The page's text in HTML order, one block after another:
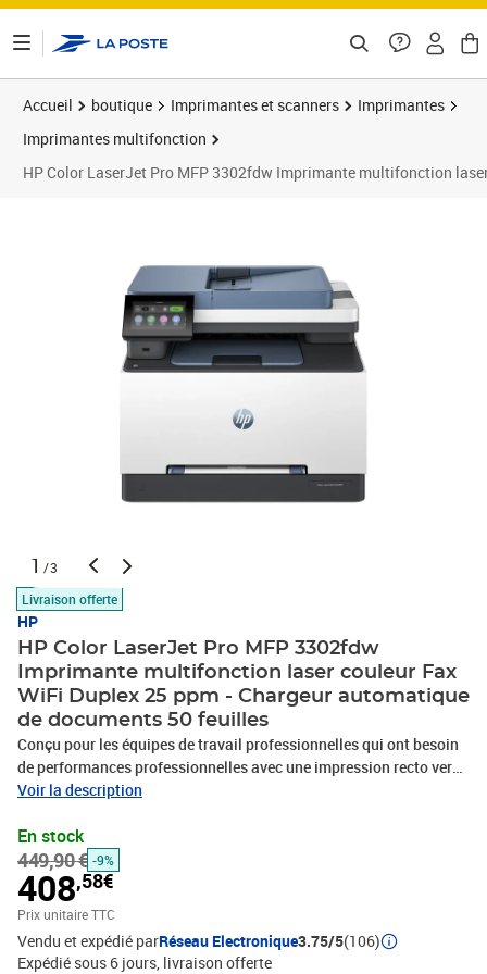
Accueil boutique Imprimantes et scanners
Imprimantes
Imprimantes multifonction
HP Color LaserJet Pro MFP 3302fdw Imprimante multifonction
1 /3
Livraison offerte
HP
HP Color LaserJet Pro MFP 3302fdw
Imprimante multifonction laser couleur Fax
WiFi Duplex 25 ppm - Chargeur automatique
de documents 50 feuilles
Conçu pour les équipes de travail professionnelles qui ont besoin
de performances professionnelles avec une impression recto verso
rapide et de haute qualité avec numérisation, copie et télécopie,
vitesse professionnelles.Impression couleur recto verso
automatique à grande vitesse avec numérisation, copie et
télécopie.Tranquillité d'esprit avec une fiabilité primée.Des
performances sur lesquelles vous pouvez compter page après
page.Une sécurité de niveau professionnel pour vous aider à
protéger votre entreprise.Protégez vos données et documents avec
Voir la description
En stock
449,90 € -9%
408,58€
Prix unitaire TTC
Vendu et expédié parRéseau Electronique3.75/5(106)
Expédié sous 6 jours livraison offerte